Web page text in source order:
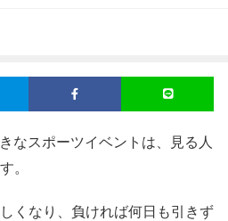
なスポーツイベントは、見る人
。
くなり、負ければ何日も引きず